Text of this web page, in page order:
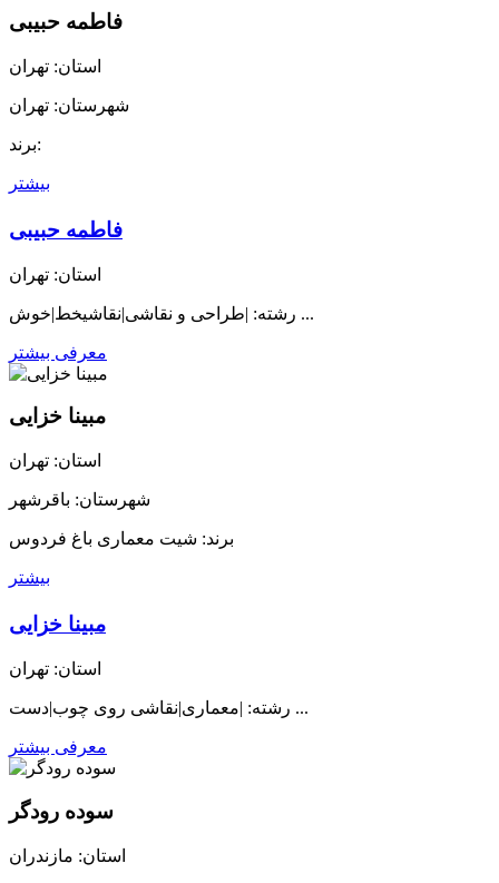
فاطمه حبیبی
استان: تهران
شهرستان: تهران
برند:
بیشتر
فاطمه حبیبی
استان: تهران
رشته: |طراحی و نقاشی|نقاشیخط|خوش ...
معرفی بیشتر
مبینا خزایی
استان: تهران
شهرستان: باقرشهر
برند: شیت معماری باغ فردوس
بیشتر
مبینا خزایی
استان: تهران
رشته: |معماری|نقاشی روی چوب|دست ...
معرفی بیشتر
سوده رودگر
استان: مازندران